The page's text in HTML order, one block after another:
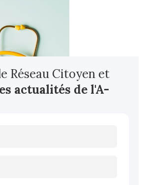
Réseau Citoyen et
actualités de l'A-